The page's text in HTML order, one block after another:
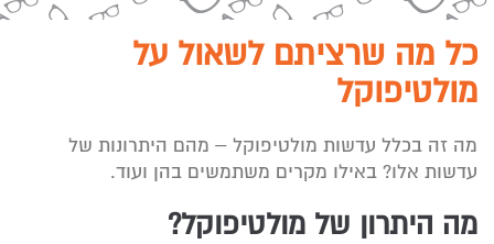
כל מה שרציתם לשאול על
מולטיפוקל
מה זה בכלל עדשות מולטיפוקל – מהם היתרונות של
עדשות אלו? באילו מקרים משתמשים בהן ועוד.
מה היתרון של מולטיפוקל?